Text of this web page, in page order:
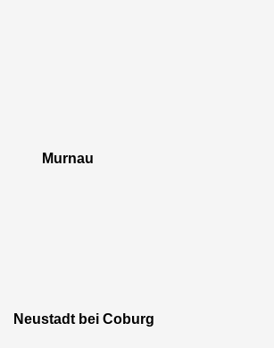
Murnau
Neustadt bei Coburg